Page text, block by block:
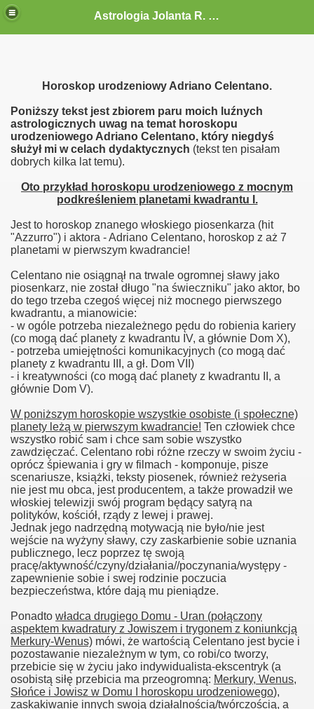
Astrologia Jolanta R. G.-Gołębiewska
Horoskop urodzeniowy Adriano Celentano.
Poniższy tekst jest zbiorem paru moich luźnych
astrologicznych uwag na temat horoskopu
urodzeniowego Adriano Celentano, który niegdyś
służył mi w celach dydaktycznych (tekst ten pisałam
dobrych kilka lat temu).
Oto przykład horoskopu urodzeniowego z mocnym
podkreśleniem planetami kwadrantu I.
Jest to horoskop znanego włoskiego piosenkarza (hit
"Azzurro") i aktora - Adriano Celentano, horoskop z aż 7
planetami w pierwszym kwadrancie!
Celentano nie osiągnął na trwale ogromnej sławy jako
piosenkarz, nie został długo "na świeczniku" jako aktor, bo
do tego trzeba czegoś więcej niż mocnego pierwszego
kwadrantu, a mianowicie:
- w ogóle potrzeba niezależnego pędu do robienia kariery
(co mogą dać planety z kwadrantu IV, a głównie Dom X),
- potrzeba umiejętności komunikacyjnych (co mogą dać
planety z kwadrantu III, a gł. Dom VII)
- i kreatywności (co mogą dać planety z kwadrantu II, a
głównie Dom V).
W poniższym horoskopie wszystkie osobiste (i społeczne)
planety leżą w pierwszym kwadrancie! Ten człowiek chce
wszystko robić sam i chce sam sobie wszystko
zawdzięczać. Celentano robi różne rzeczy w swoim życiu -
oprócz śpiewania i gry w filmach - komponuje, pisze
scenariusze, książki, teksty piosenek, również reżyseria
nie jest mu obca, jest producentem, a także prowadził we
włoskiej telewizji swój program będący satyrą na
polityków, kościół, rządy z lewej i prawej.
Jednak jego nadrzędną motywacją nie było/nie jest
wejście na wyżyny sławy, czy zaskarbienie sobie uznania
publicznego, lecz poprzez tę swoją
pracę/aktywność/czyny/działania//poczynania/występy -
zapewnienie sobie i swej rodzinie poczucia
bezpieczeństwa, które dają mu pieniądze.
Ponadto władca drugiego Domu - Uran (połączony
aspektem kwadratury z Jowiszem i trygonem z koniunkcją
Merkury-Wenus) mówi, że wartością Celentano jest bycie i
pozostawanie niezależnym w tym, co robi/co tworzy,
przebicie się w życiu jako indywidualista-ekscentryk (a
osobistą siłę przebicia ma przeogromną: Merkury, Wenus,
Słońce i Jowisz w Domu I horoskopu urodzeniowego),
zaskakiwanie innych swoją działalnością/twórczością, a